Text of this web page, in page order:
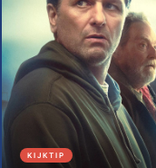
KIJKTIP